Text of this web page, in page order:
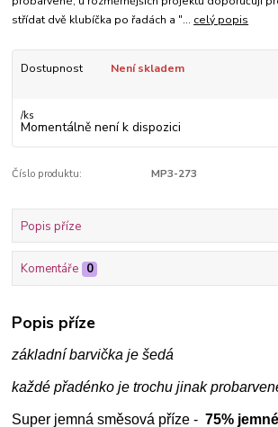
střídat dvě klubíčka po řadách a "... celý popis
Dostupnost Není skladem
/ks
Momentálně není k dispozici
Číslo produktu: MP3-273
Popis příze
Komentáře 0
Popis příze
základní barvička je šedá
každé přadénko je trochu jinak
Super jemná směsová příze -75%